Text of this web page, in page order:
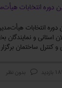
انتخابات
انتخابات
استانی و نمایندگان
کنترل ساختمان
 بدون نظر